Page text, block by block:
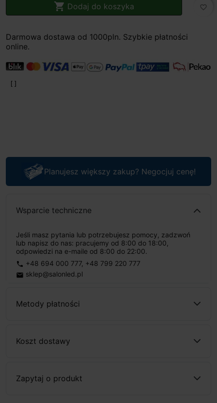
 Dodaj do koszyka favorite_border
Darmowa dostawa od 1000pln. Szybkie płatności
online.
Planujesz większy zakup? Negocjuj cenę!
Wsparcie techniczne
Jeśli masz pytania lub potrzebujesz pomocy, zadzwoń
lub napisz do nas: pracujemy od 8:00 do 18:00,
odpowiedzi na e-maile od 8:00 do 22:00.
phone +48 694 000 777, +48 799 220 777
email sklep@salonled.pl
Metody płatności
Koszt dostawy
Zapytaj o produkt